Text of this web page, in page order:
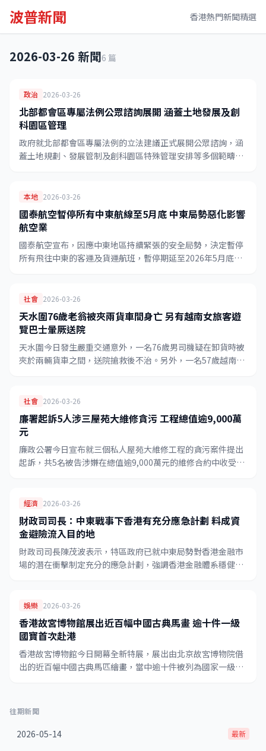
波普新聞 香港熱門新聞精選
2026-03-26 新聞6 篇
政治 2026-03-26
北部都會區專屬法例公眾諮詢展開 涵蓋土地發展及創
科園區管理
政府就北部都會區專屬法例的立法建議正式展開公眾諮詢，涵
蓋土地規劃、發展管制及創科園區特殊管理安排等多個範疇，
本地 2026-03-26
國泰航空暫停所有中東航線至5月底 中東局勢惡化影響
航空業
國泰航空宣布，因應中東地區持續緊張的安全局勢，決定暫停
所有飛往中東的客運及貨運航班，暫停期延至2026年5月底，
社會 2026-03-26
天水圍76歲老翁被夾兩貨車間身亡 另有越南女旅客遊
覽巴士暈厥送院
天水圍今日發生嚴重交通意外，一名76歲男司機疑在卸貨時被
夾於兩輛貨車之間，送院搶救後不治。另外，一名57歲越南女
社會 2026-03-26
廉署起訴5人涉三屋苑大維修貪污 工程總值逾9,000萬
元
廉政公署今日宣布就三個私人屋苑大維修工程的貪污案件提出
起訴，共5名被告涉嫌在總值逾9,000萬元的維修合約中收受利
經濟 2026-03-26
財政司司長：中東戰事下香港有充分應急計劃 料成資
金避險流入目的地
財政司司長陳茂波表示，特區政府已就中東局勢對香港金融市
場的潛在衝擊制定充分的應急計劃，強調香港金融體系穩健，
娛樂 2026-03-26
香港故宮博物館展出近百幅中國古典馬畫 逾十件一級
國寶首次赴港
香港故宮博物館今日開幕全新特展，展出由北京故宮博物院借
出的近百幅中國古典馬匹繪畫，當中逾十件被列為國家一級文
往期新聞
2026-05-14 最新